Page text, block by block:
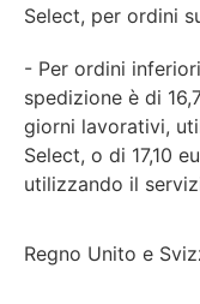
Select, per ordini
- Per ordini
spedizione è di
giorni lavorativi,
Select, o di 17,10
utilizzando il
Regno Unito e